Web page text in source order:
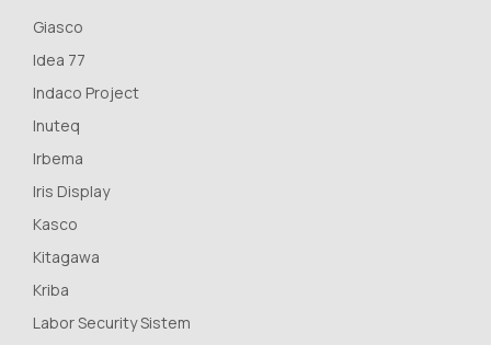
Giasco
Idea 77
Indaco Project
Inuteq
Irbema
Iris Display
Kasco
Kitagawa
Kriba
Labor Security Sistem